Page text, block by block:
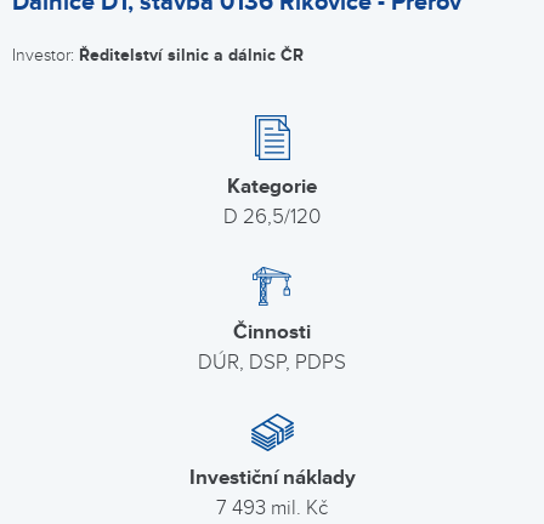
Investor: Ředitelství silnic a dálnic ČR
Kategorie
D 26,5/120
Činnosti
DÚR, DSP, PDPS
Investiční náklady
7 493 mil. Kč